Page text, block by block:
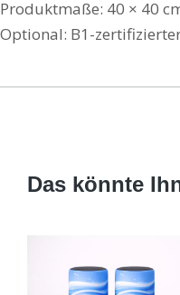
Produktmaße: 40 × 40
Optional: B1-
Das könnte